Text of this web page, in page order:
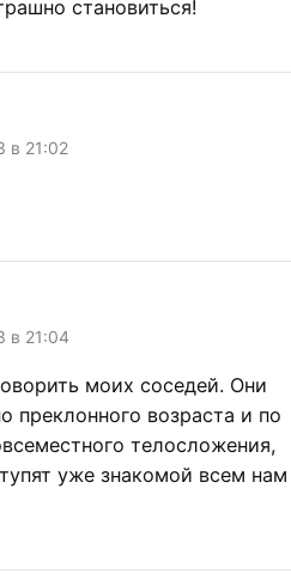
становиться!
в 21:02
в 21:04
моих соседей. Они
преклонного возраста и по
телосложения,
уже знакомой всем нам